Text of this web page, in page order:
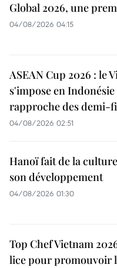
Global 2026, une
04/08/2026 04:15
ASEAN Cup 2026 : le
s'impose en Indonésie
rapproche des demi-
04/08/2026 02:51
Hanoï fait de la
son développement
04/08/2026 01:30
Top Chef Vietnam
lice pour promouvoir